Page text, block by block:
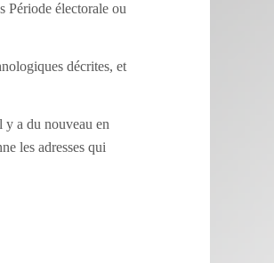
Période électorale ou
décrites, et
y a du nouveau en
les adresses qui